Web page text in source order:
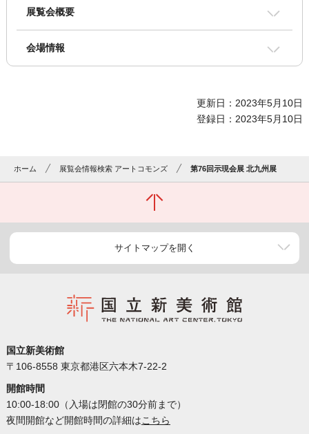
展覧会概要
会場情報
更新日：2023年5月10日
登録日：2023年5月10日
ホーム 展覧会情報検索 アートコモンズ 第76回示現会展 北九州展
サイトマップを開く
国立新美術館
〒106-8558 東京都港区六本木7-22-2
開館時間
10:00-18:00（入場は閉館の30分前まで）
夜間開館など開館時間の詳細はこちら